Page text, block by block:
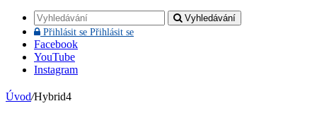
Vyhledávání
Přihlásit se Přihlásit se
Facebook
YouTube
Instagram
Úvod/Hybrid4